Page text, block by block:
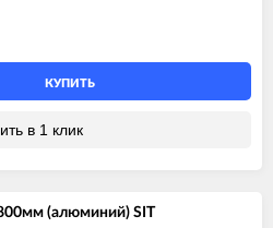
КУПИТЬ
в 1 клик
(алюминий) SIT